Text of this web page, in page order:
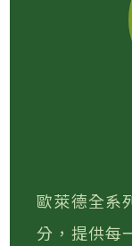
歐萊德全系
分，提供每